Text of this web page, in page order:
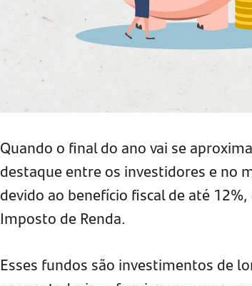
Quando o final do ano vai se
destaque entre os investidores e no
devido ao benefício fiscal de até
Imposto de Renda.
Esses fundos são investimentos de